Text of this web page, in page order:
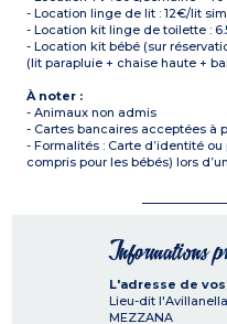
- Location linge de lit : 12€/lit
- Location kit linge de toilette :
- Location kit bébé (sur
(lit parapluie + chaise haute +
À noter :
- Animaux non admis
- Cartes bancaires acceptées à
- Formalités : Carte d’identité
compris pour les bébés) lors
Informations
L'adresse de
Lieu-dit l'Avillanella
MEZZANA